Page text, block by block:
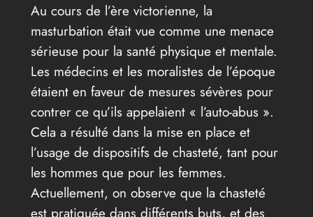
Au cours de l’ère victorienne, la
masturbation était vue comme une menace
sérieuse pour la santé physique et mentale.
Les médecins et les moralistes de l’époque
étaient en faveur de mesures sévères pour
contrer ce qu’ils appelaient « l’auto-abus ».
Cela a résulté dans la mise en place et
l’usage de dispositifs de chasteté, tant pour
les hommes que pour les femmes.
Actuellement, on observe que la chasteté
est pratiquée dans différents buts, et des